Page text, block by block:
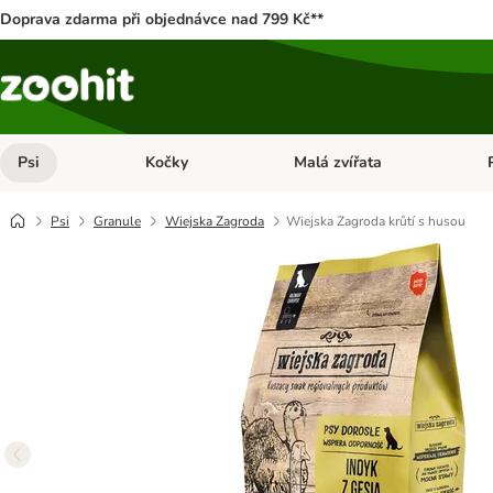
Doprava zdarma při objednávce nad 799 Kč**
Psi Otevřít menu: Psi
Kočky Otevřít menu: Kočky
Malá zvířata
Psi Granule Wiejska Zagroda Wiejska Zagroda krůtí s husou